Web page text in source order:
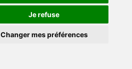
Je refuse
Changer mes préférences